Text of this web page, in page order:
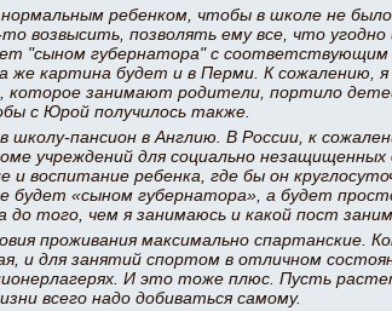
ребенком, чтобы в школе не
возвысить, позволять ему все, что
"сыном губернатора" с
картина будет и в Перми. К сожалению,
которое занимают родители, портило
с Юрой получилось также.
пансион в Англию. В России, к
учреждений для социально
и воспитание ребенка, где бы он
«сыном губернатора», а будет
до того, чем я занимаюсь и какой пост
проживания максимально спартанские.
и для занятий спортом в отличном
И это тоже плюс. Пусть
всего надо добиваться самому.